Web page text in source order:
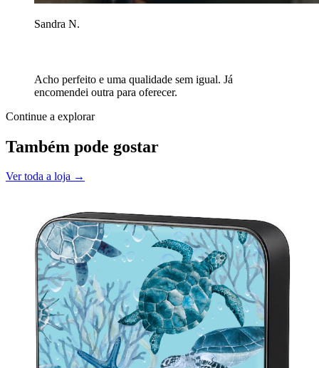
Sandra N.
Acho perfeito e uma qualidade sem igual. Já
encomendei outra para oferecer.
Continue a explorar
Também pode gostar
Ver toda a loja →